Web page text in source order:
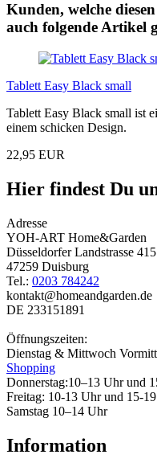
Kunden, welche
auch folgende Artikel
Tablett Easy Black small
Tablett Easy Black small ist
einem schicken Design.
22,95 EUR
Hier findest Du
Adresse
YOH-ART Home&Garden
Düsseldorfer Landstrasse 415
47259 Duisburg
Tel.: 0203 784242
kontakt@homeandgarden.de
DE 233151891
Öffnungszeiten:
Dienstag & Mittwoch
Shopping
Donnerstag:10–13 Uhr und
Freitag: 10-13 Uhr und 15-
Samstag 10–14 Uhr
Information